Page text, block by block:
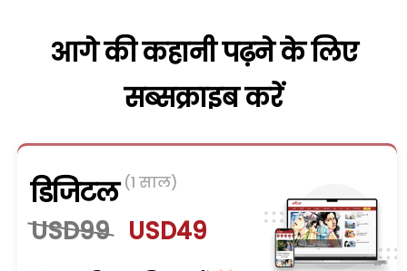
आगे की कहानी पढ़ने के लिए
सब्सक्राइब करें
डिजिटल (1 साल)
USD99 USD49